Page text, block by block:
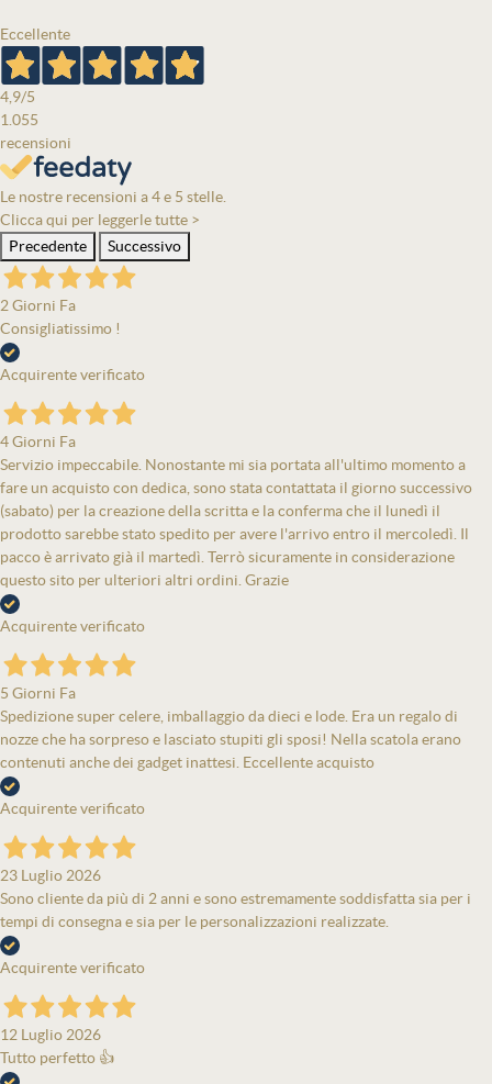
Eccellente
4,9/5
1.055
recensioni
Le nostre recensioni a 4 e 5 stelle.
Clicca qui per leggerle tutte >
Precedente
Successivo
2 Giorni Fa
Consigliatissimo !
Acquirente verificato
4 Giorni Fa
Servizio impeccabile. Nonostante mi sia portata all'ultimo momento a
fare un acquisto con dedica, sono stata contattata il giorno successivo
(sabato) per la creazione della scritta e la conferma che il lunedì il
prodotto sarebbe stato spedito per avere l'arrivo entro il mercoledì. Il
pacco è arrivato già il martedì. Terrò sicuramente in considerazione
questo sito per ulteriori altri ordini. Grazie
Acquirente verificato
5 Giorni Fa
Spedizione super celere, imballaggio da dieci e lode. Era un regalo di
nozze che ha sorpreso e lasciato stupiti gli sposi! Nella scatola erano
contenuti anche dei gadget inattesi. Eccellente acquisto
Acquirente verificato
23 Luglio 2026
Sono cliente da più di 2 anni e sono estremamente soddisfatta sia per i
tempi di consegna e sia per le personalizzazioni realizzate.
Acquirente verificato
12 Luglio 2026
Tutto perfetto 👍